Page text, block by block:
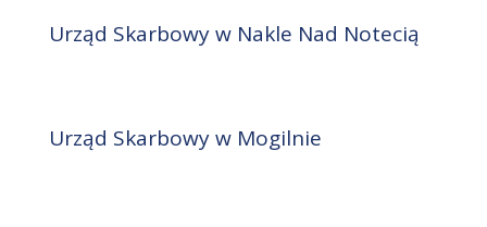
Urząd Skarbowy w Nakle Nad Notecią
Urząd Skarbowy w Mogilnie